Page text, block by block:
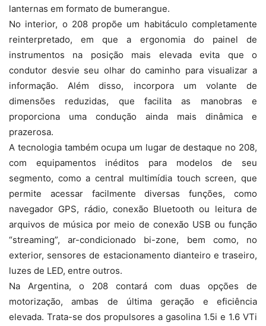
lanternas em formato de bumerangue.
No interior, o 208 propõe um habitáculo completamente
reinterpretado, em que a ergonomia do painel de
instrumentos na posição mais elevada evita que o
condutor desvie seu olhar do caminho para visualizar a
informação. Além disso, incorpora um volante de
dimensões reduzidas, que facilita as manobras e
proporciona uma condução ainda mais dinâmica e
prazerosa.
A tecnologia também ocupa um lugar de destaque no 208,
com equipamentos inéditos para modelos de seu
segmento, como a central multimídia touch screen, que
permite acessar facilmente diversas funções, como
navegador GPS, rádio, conexão Bluetooth ou leitura de
arquivos de música por meio de conexão USB ou função
“streaming”, ar-condicionado bi-zone, bem como, no
exterior, sensores de estacionamento dianteiro e traseiro,
luzes de LED, entre outros.
Na Argentina, o 208 contará com duas opções de
motorização, ambas de última geração e eficiência
elevada. Trata-se dos propulsores a gasolina 1.5i e 1.6 VTi